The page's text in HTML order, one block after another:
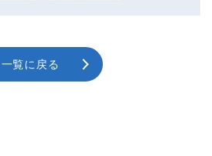
一覧に戻る